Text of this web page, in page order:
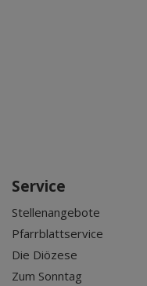
Service
Stellenangebote
Pfarrblattservice
Die Diözese
Zum Sonntag